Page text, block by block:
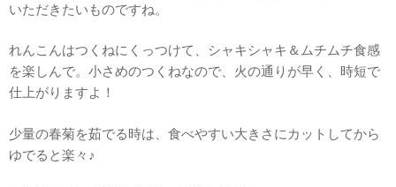
いただきたいものですね。
れんこんはつくねにくっつけて、シャキシャキ＆ムチムチ食感
を楽しんで。小さめのつくねなので、火の通りが早く、時短で
仕上がりますよ！
少量の春菊を茹でる時は、食べやすい大きさにカットしてから
ゆでると楽々♪